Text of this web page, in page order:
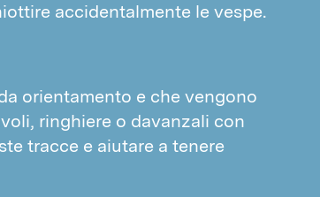
Faine
Passeri
degli insetti
accidentalmente le vespe.
orientamento e che vengono
ringhiere o davanzali con
tracce e aiutare a tenere